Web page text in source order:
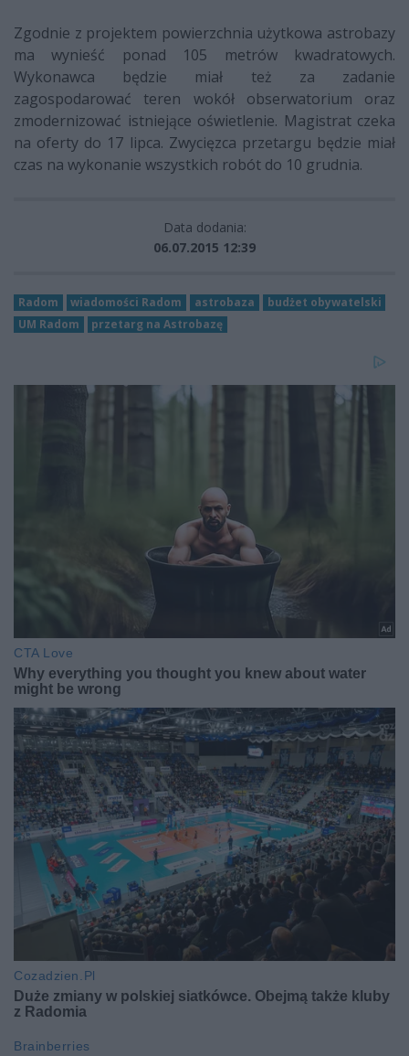
Zgodnie z projektem powierzchnia użytkowa astrobazy
ma wynieść ponad 105 metrów kwadratowych.
Wykonawca będzie miał też za zadanie
zagospodarować teren wokół obserwatorium oraz
zmodernizować istniejące oświetlenie. Magistrat czeka
na oferty do 17 lipca. Zwycięzca przetargu będzie miał
czas na wykonanie wszystkich robót do 10 grudnia.
Data dodania:
06.07.2015 12:39
Radom wiadomości Radom astrobaza
budżet obywatelski
UM Radom
przetarg na Astrobazę